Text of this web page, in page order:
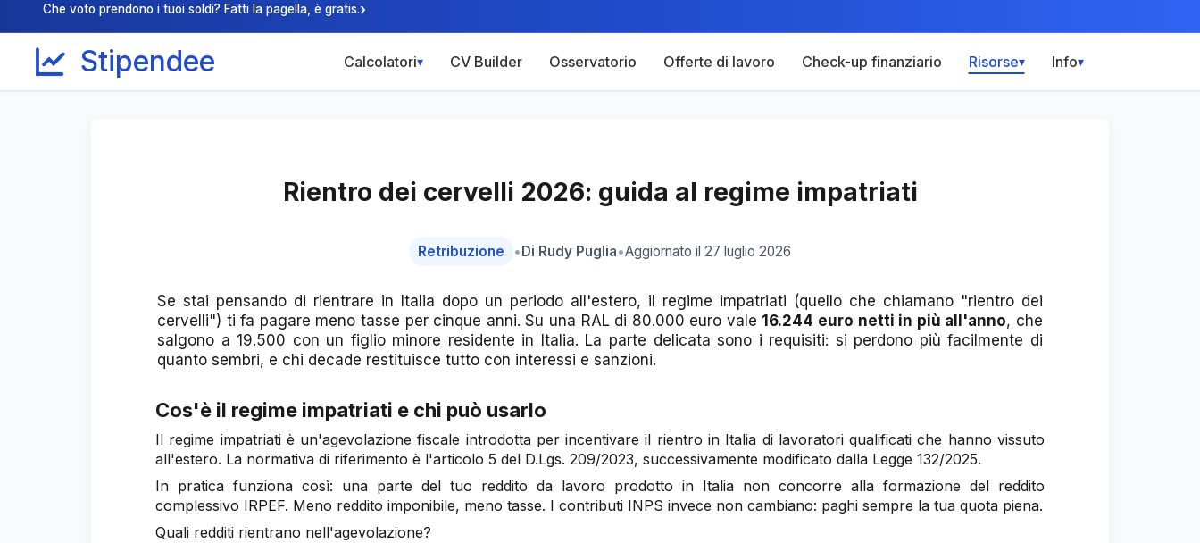
Che voto prendono i tuoi soldi? Fatti la pagella, è gratis.›
Stipendee Calcolatori▾ CV Builder Osservatorio Offerte di lavoro Check-up finanziario Risorse▾ Info▾
Rientro dei cervelli 2026: guida al regime impatriati
Retribuzione •Di Rudy Puglia•Aggiornato il 27 luglio 2026
Se stai pensando di rientrare in Italia dopo un periodo all'estero, il regime impatriati (quello che chiamano "rientro dei
cervelli") ti fa pagare meno tasse per cinque anni. Su una RAL di 80.000 euro vale 16.244 euro netti in più all'anno, che
salgono a 19.500 con un figlio minore residente in Italia. La parte delicata sono i requisiti: si perdono più facilmente di
quanto sembri, e chi decade restituisce tutto con interessi e sanzioni.
Cos'è il regime impatriati e chi può usarlo
Il regime impatriati è un'agevolazione fiscale introdotta per incentivare il rientro in Italia di lavoratori qualificati che hanno vissuto
all'estero. La normativa di riferimento è l'articolo 5 del D.Lgs. 209/2023, successivamente modificato dalla Legge 132/2025.
In pratica funziona così: una parte del tuo reddito da lavoro prodotto in Italia non concorre alla formazione del reddito
complessivo IRPEF. Meno reddito imponibile, meno tasse. I contributi INPS invece non cambiano: paghi sempre la tua quota piena.
Quali redditi rientrano nell'agevolazione?